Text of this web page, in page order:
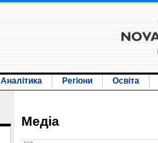
Аналітика Регіони Освіта
Медiа